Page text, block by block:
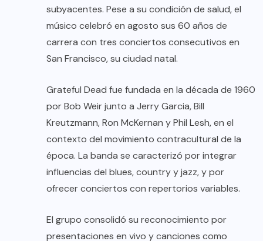
subyacentes. Pese a su condición de salud, el
músico celebró en agosto sus 60 años de
carrera con tres conciertos consecutivos en
San Francisco, su ciudad natal.
Grateful Dead fue fundada en la década de 1960
por Bob Weir junto a Jerry Garcia, Bill
Kreutzmann, Ron McKernan y Phil Lesh, en el
contexto del movimiento contracultural de la
época. La banda se caracterizó por integrar
influencias del blues, country y jazz, y por
ofrecer conciertos con repertorios variables.
El grupo consolidó su reconocimiento por
presentaciones en vivo y canciones como